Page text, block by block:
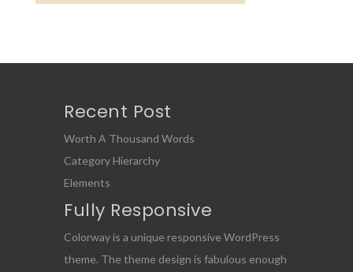
Recent Post
Worth A Thousand Words
Category Hierarchy
Elements
Fully Responsive
Colorway is a unique responsive WordPress
theme. The theme design is fabulous enough